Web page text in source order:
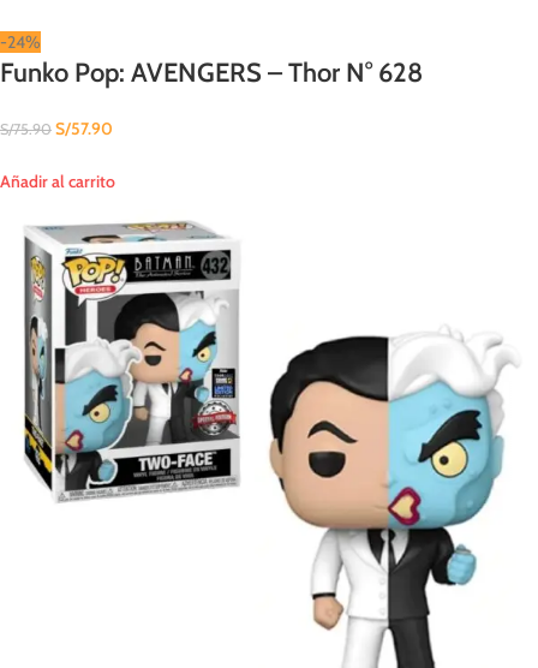
-24%
Funko Pop: AVENGERS – Thor N° 628
S/75.90 S/57.90
Añadir al carrito